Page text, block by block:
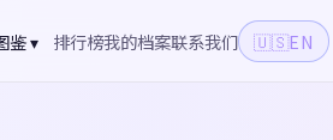
鉴 ▾ 排行榜我的档案联系我们 🇺🇸EN